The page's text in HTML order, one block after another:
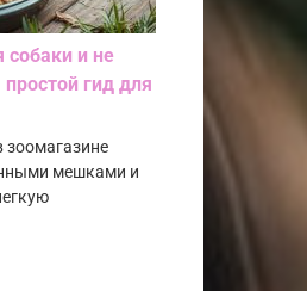
и не
гид для
зоомагазине
мешками и